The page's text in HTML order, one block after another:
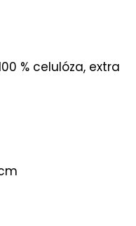
% celulóza, extra